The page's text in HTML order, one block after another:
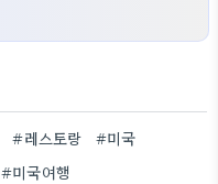
#레스토랑
#미국
#미국여행